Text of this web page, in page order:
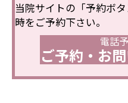
当院サイトの「予約ボ
時をご予約下さい。
電話
ご予約・お